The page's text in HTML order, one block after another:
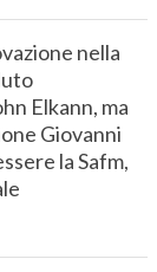
nella
Elkann, ma
Giovanni
la Safm,